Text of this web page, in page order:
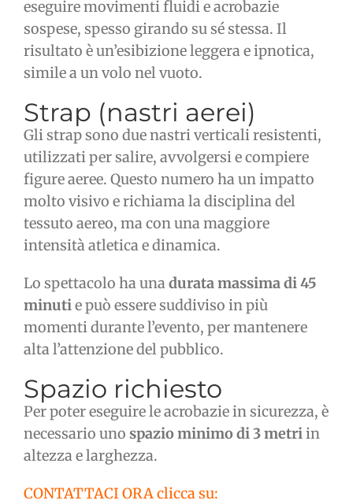
eseguire movimenti fluidi e acrobazie
sospese, spesso girando su sé stessa. Il
risultato è un’esibizione leggera e ipnotica,
simile a un volo nel vuoto.
Strap (nastri aerei)
Gli strap sono due nastri verticali resistenti,
utilizzati per salire, avvolgersi e compiere
figure aeree. Questo numero ha un impatto
molto visivo e richiama la disciplina del
tessuto aereo, ma con una maggiore
intensità atletica e dinamica.
Lo spettacolo ha unadurata massima di 45
minutie può essere suddiviso in più
momenti durante l’evento, per mantenere
alta l’attenzione del pubblico.
Spazio richiesto
Per poter eseguire le acrobazie in sicurezza, è
necessario uno spazio minimo di 3 metriin
altezza e larghezza.
CONTATTACI ORA clicca su: